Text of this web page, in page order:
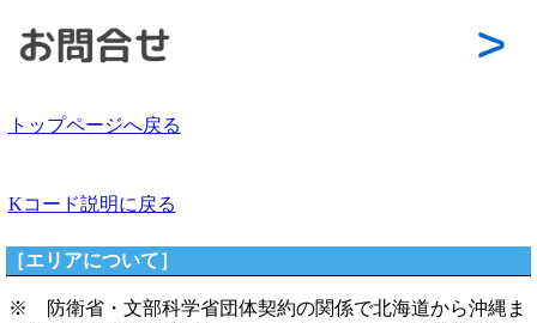
トップページへ戻る
Kコード説明に戻る
［エリアについて］
※ 防衛省・文部科学省団体契約の関係で北海道から沖縄ま